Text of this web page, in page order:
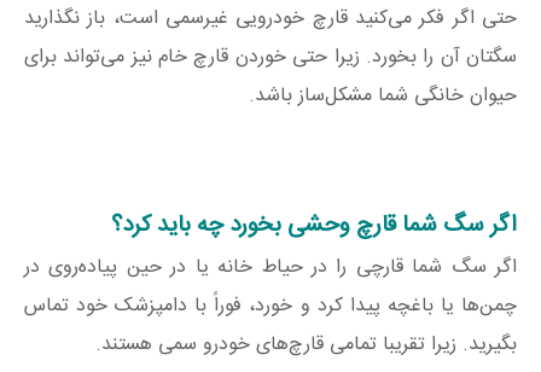
حتی اگر فکر می‌کنید قارچ خودرویی غیرسمی است، باز نگذارید
سگتان آن را بخورد. زیرا حتی خوردن قارچ خام نیز می‌تواند برای
حیوان خانگی شما مشکل‌ساز باشد.
اگر سگ شما قارچ وحشی بخورد چه باید کرد؟
اگر سگ شما قارچی را در حیاط خانه یا در حین پیاده‌روی در
چمن‌ها یا باغچه پیدا کرد و خورد، فوراً با دامپزشک خود تماس
بگیرید. زیرا تقریبا تمامی قارچ‌های خودرو سمی هستند.